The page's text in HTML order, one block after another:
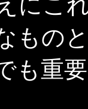
線跡風景
線風景 石
の写真を
線風景 石
もの
も